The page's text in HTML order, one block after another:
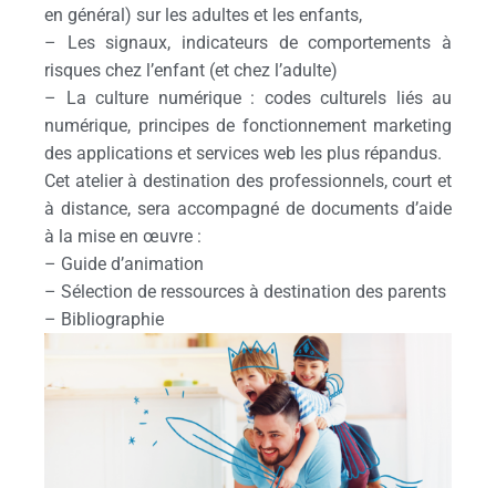
en général) sur les adultes et les enfants,
– Les signaux, indicateurs de comportements à
risques chez l’enfant (et chez l’adulte)
– La culture numérique : codes culturels liés au
numérique, principes de fonctionnement marketing
des applications et services web les plus répandus.
Cet atelier à destination des professionnels, court et
à distance, sera accompagné de documents d’aide
à la mise en œuvre :
– Guide d’animation
– Sélection de ressources à destination des parents
– Bibliographie